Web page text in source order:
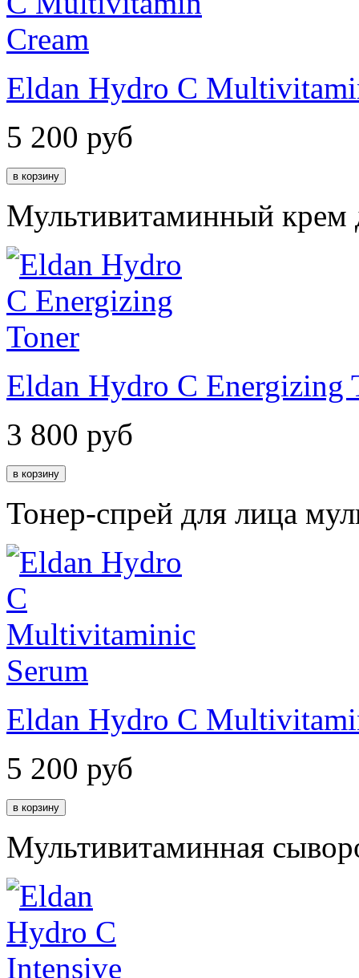
Eldan Hydro C
5 200 руб
Мультивитаминный крем
Eldan Hydro C Energizing
3 800 руб
Тонер-спрей для лица
Eldan Hydro C
5 200 руб
Мультивитаминная